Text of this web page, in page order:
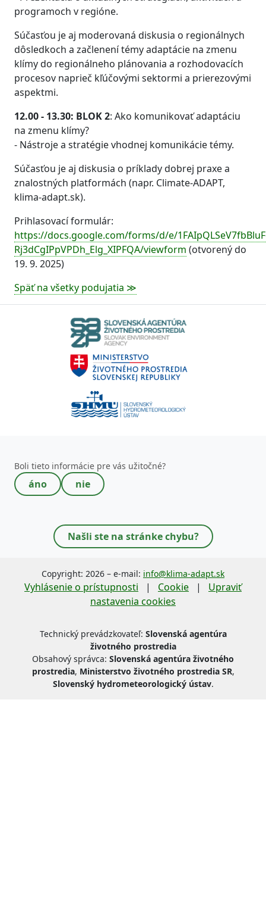
programoch v regióne.
Súčasťou je aj moderovaná diskusia o regionálnych
dôsledkoch a začlenení témy adaptácie na zmenu
klímy do regionálneho plánovania a rozhodovacích
procesov naprieč kľúčovými sektormi a prierezovými
aspektmi.
12.00 - 13.30: BLOK 2: Ako komunikovať adaptáciu
na zmenu klímy?
- Nástroje a stratégie vhodnej komunikácie témy.
Súčasťou je aj diskusia o príklady dobrej praxe a
znalostných platformách (napr. Climate-ADAPT,
klima-adapt.sk).
Prihlasovací formulár:
https://docs.google.com/forms/d/e/
Rj3dCgIPpVPDh_Elg_XIPFQA/viewform (otvorený do
19. 9. 2025)
Späť na všetky podujatia ≫
Boli tieto informácie pre vás užitočné?
áno nie
Toto pole nevypĺňajte!
Našli ste na stránke chybu?
Copyright: 2026 – e-mail: info@klima-adapt.sk
Vyhlásenie o prístupnosti | Cookie | Upraviť
nastavenia cookies
Technický prevádzkovateľ: Slovenská agentúra
životného prostredia
Obsahový správca: Slovenská agentúra životného
prostredia, Ministerstvo životného prostredia SR,
Slovenský hydrometeorologický ústav.